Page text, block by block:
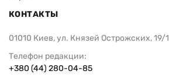
КОНТАКТЫ
01010 Киев, ул. Князей Острожских, 19/1
Телефон редакции:
+380 (44) 280-04-85